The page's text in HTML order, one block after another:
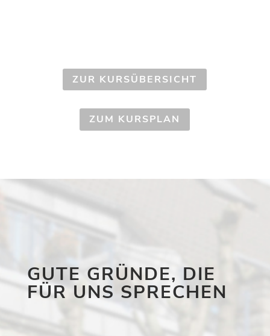
ZUR KURSÜBERSICHT
ZUM KURSPLAN
GUTE GRÜNDE, DIE
FÜR UNS SPRECHEN